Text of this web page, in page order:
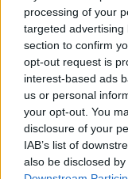
processing of your
targeted
section to confirm
opt-out request is
interest-based ads
us or personal
your opt-out. You
disclosure of your
IAB’s list of
also be disclosed
Responder
Ruben4rs
Publicado20
tienen buena pinta, a
saldra mejor que dos